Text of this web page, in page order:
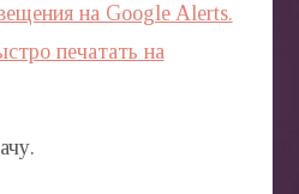
на Google Alerts.
печатать на